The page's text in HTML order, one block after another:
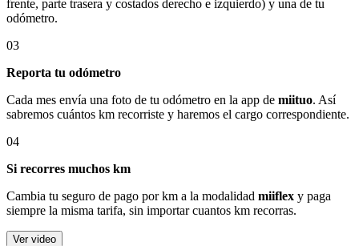
frente, parte trasera y costados derecho e izquierdo) y una de tu
odómetro.
03
Reporta tu odómetro
Cada mes envía una foto de tu odómetro en la app de miituo. Así
sabremos cuántos km recorriste y haremos el cargo correspondiente.
04
Si recorres muchos km
Cambia tu seguro de pago por km a la modalidad miiflex y paga
siempre la misma tarifa, sin importar cuantos km recorras.
Ver video